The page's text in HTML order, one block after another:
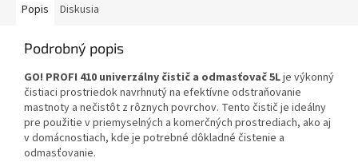
Popis Diskusia
Podrobný popis
GO! PROFI 410 univerzálny čistič a odmasťovač 5Lje výkonný
čistiaci prostriedok navrhnutý na efektívne odstraňovanie
mastnoty a nečistôt z rôznych povrchov. Tento čistič je ideálny
pre použitie v priemyselných a komerčných prostrediach, ako aj
v domácnostiach, kde je potrebné dôkladné čistenie a
odmasťovanie.